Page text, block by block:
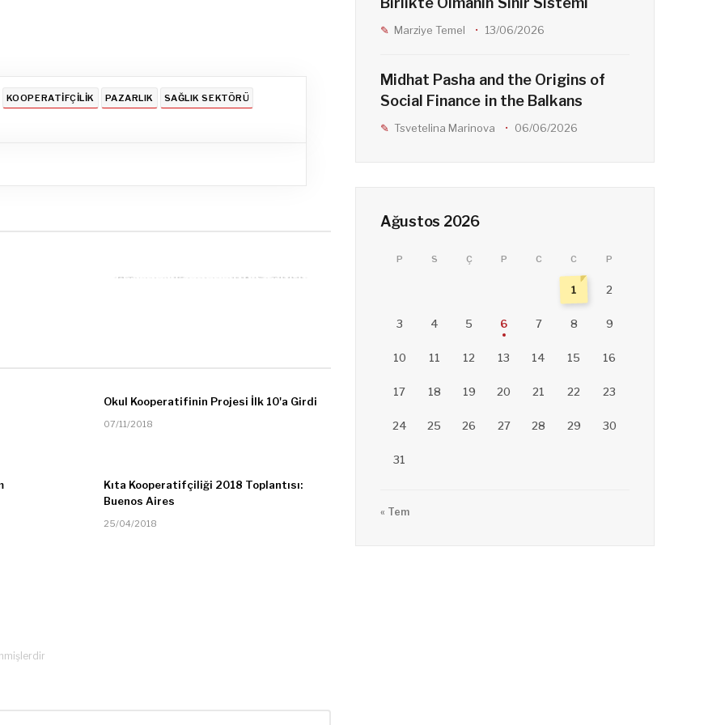
KOOPERATIFÇILIK PAZARLIK SAĞLIK SEKTÖRÜ
Öğrenci Kooperatifi Sağlıklı
Okul Kooperatifinin Projesi İlk 10'a Girdi
07/11/2018
Kıta Kooperatifçiliği 2018 Toplantısı:
Buenos Aires
25/04/2018
Marziye Temel 13/06/2026
Midhat Pasha and the Origins of
Social Finance in the Balkans
Tsvetelina Marinova 06/06/2026
Ağustos 2026
P S Ç P C C P
1 2
3 4 5 6 7 8 9
10 11 12 13 14 15 16
17 18 19 20 21 22 23
24 25 26 27 28 29 30
31
« Tem